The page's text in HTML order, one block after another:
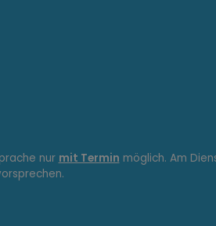
nur mit Termin möglich. Am